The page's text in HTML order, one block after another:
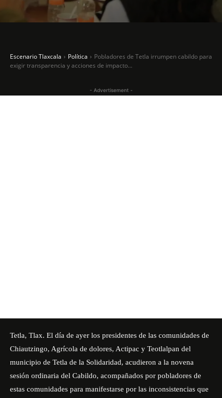
Escenario Tlaxcala Política
Pobladores de Tetla irrumpen cabildo para
exigir transparencia y acciones de impacto...
- Advertisement -
Tetla, Tlax. El día de ayer los presidentes de las comunidades de
Chiautzingo, Agrícola de dolores, Actipac y Teotlalpan del
municipio de Tetla de la Solidaridad, acudieron a la novena
sesión ordinaria del Cabildo, acompañados por pobladores de
estas comunidades para manifestarse por las inconsistencias que